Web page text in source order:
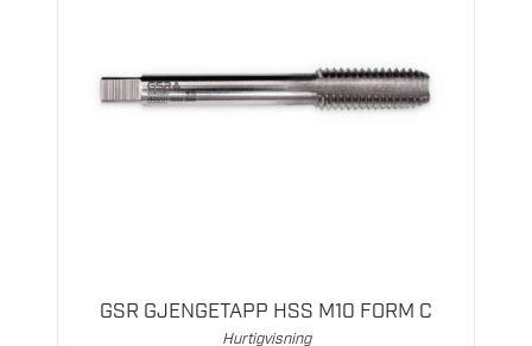
GSR GJENGETAPP HSS M10 FORM C
Hurtigvisning